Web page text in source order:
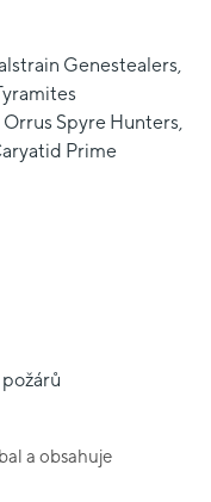
Genestealers,
Spyre Hunters,
Prime
a obsahuje